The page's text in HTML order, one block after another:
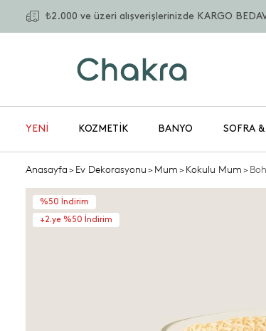
₺2.000 ve üzeri alışverişlerinizde KARGO
YENİ KOZMETIK BANYO SOFRA
Anasayfa>Ev Dekorasyonu>Mum>Kokulu Mum>
%50 İndirim
+2.ye %50 İndirim